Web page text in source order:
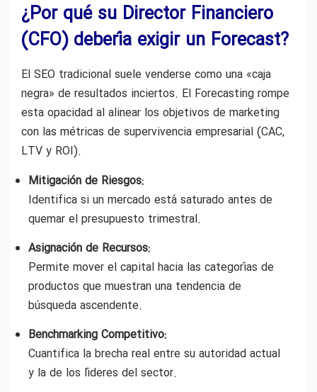
¿Por qué su Director Financiero
(CFO) debería exigir un Forecast?
El SEO tradicional suele venderse como una «caja
negra» de resultados inciertos. El Forecasting rompe
esta opacidad al alinear los objetivos de marketing
con las métricas de supervivencia empresarial (CAC,
LTV y ROI).
Mitigación de Riesgos:
Identifica si un mercado está saturado antes de
quemar el presupuesto trimestral.
Asignación de Recursos:
Permite mover el capital hacia las categorías de
productos que muestran una tendencia de
búsqueda ascendente.
Benchmarking Competitivo:
Cuantifica la brecha real entre su autoridad actual
y la de los líderes del sector.